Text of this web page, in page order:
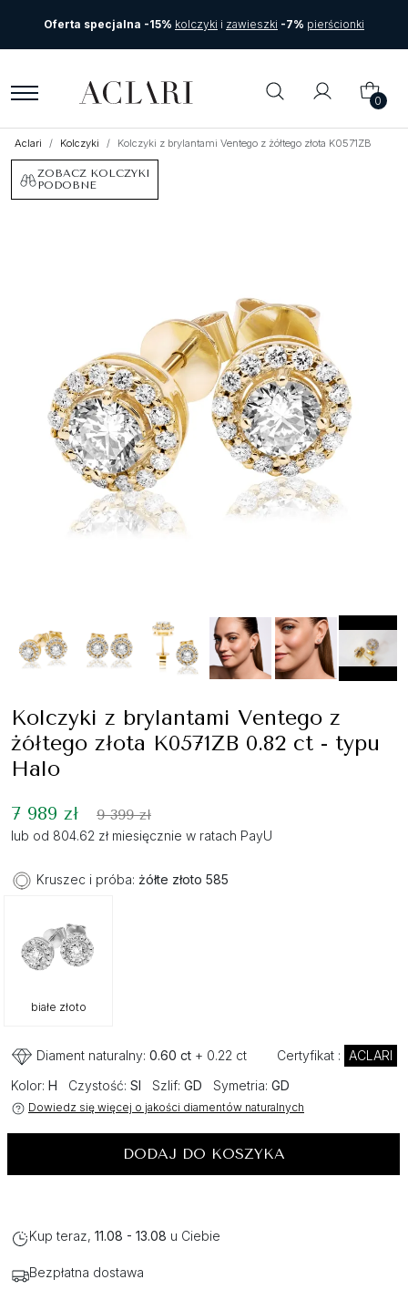
Oferta specjalna -15% kolczyki i zawieszki -7% pierścionki
0
Aclari Kolczyki Kolczyki z brylantami Ventego z żółtego złota K0571ZB
ZOBACZ KOLCZYKI
PODOBNE
Kolczyki z brylantami Ventego z
żółtego złota K0571ZB 0.82 ct - typu
Halo
7 989 zł 9 399 zł
lub od 804.62 zł miesięcznie w ratach PayU
Kruszec i próba: żółte złoto 585
białe złoto
Diament naturalny: 0.60 ct + 0.22 ct Certyfikat : ACLARI
Kolor: H Czystość: SI Szlif: GD Symetria: GD
Dowiedz się więcej o jakości diamentów naturalnych
DODAJ DO KOSZYKA
Kup teraz, 11.08 - 13.08 u Ciebie
Bezpłatna dostawa